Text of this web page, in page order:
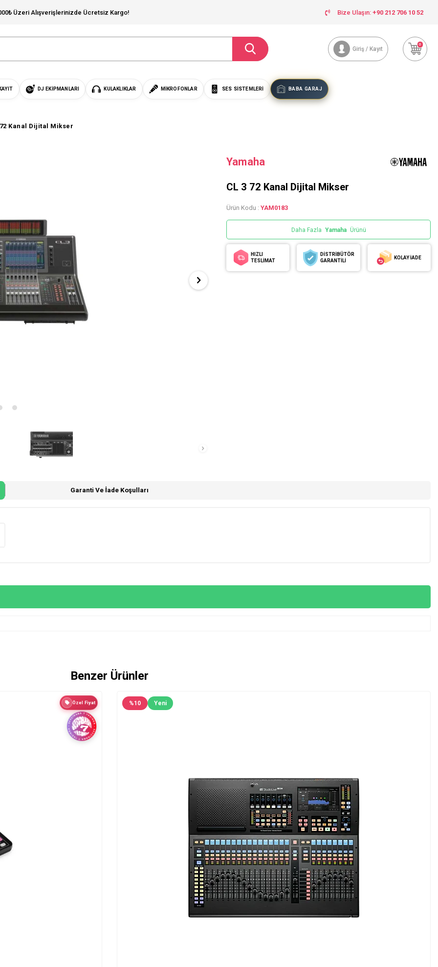
Üzeri Alışverişlerinizde Ücretsiz Kargo! Bize Ulaşın: +90 212 706 10 52
Giriş / Kayıt
0
DJ EKIPMANLARI KULAKLIKLAR MIKROFONLAR SES SISTEMLERI BABA GARAJ
Kanal Dijital Mikser
Yamaha
CL 3 72 Kanal Dijital Mikser
Ürün Kodu : YAM0183
Daha Fazla Yamaha Ürünü
HIZLI
TESLİMAT
DİSTRİBÜTÖR
GARANTİLİ
KOLAY İADE
Garanti Ve İade Koşulları
Benzer Ürünler
Özel Fiyat %10 Yeni